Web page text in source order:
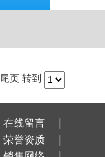
尾页 转到
在线留言 |
荣誉资质 |